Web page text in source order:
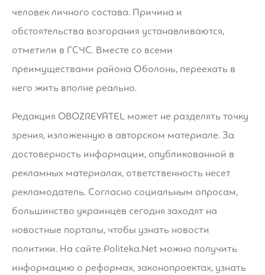
человек личного состава. Причина и
обстоятельства возгорания устанавливаются,
отметили в ГСЧС. Вместе со всеми
преимуществами района Оболонь, переехать в
него жить вполне реально.
Редакция OBOZREVATEL может не разделять точку
зрения, изложенную в авторском материале. За
достоверность информации, опубликованной в
рекламных материалах, ответственность несет
рекламодатель. Согласно социальным опросам,
большинство украинцев сегодня заходят на
новостные порталы, чтобы узнать новости
политики. На сайте Politeka.Net можно получить
информацию о реформах, законопроектах, узнать